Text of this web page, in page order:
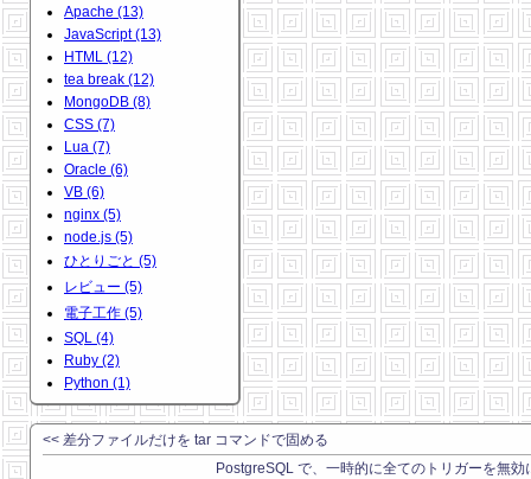
Apache (13)
JavaScript (13)
HTML (12)
tea break (12)
MongoDB (8)
CSS (7)
Lua (7)
Oracle (6)
VB (6)
nginx (5)
node.js (5)
ひとりごと (5)
レビュー (5)
電子工作 (5)
SQL (4)
Ruby (2)
Python (1)
<< 差分ファイルだけを tar コマンドで固める
PostgreSQL で、一時的に全てのトリガーを無効